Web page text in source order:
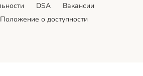
DSA
Вакансии
Положение о доступности